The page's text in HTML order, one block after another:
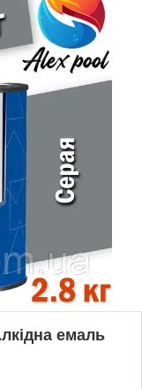
емаль